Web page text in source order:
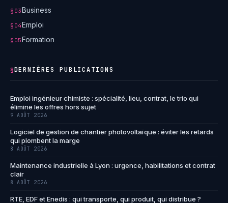
§03Business
§04Emploi
§05Formation
§DERNIÈRES PUBLICATIONS
Emploi ingénieur chimiste : spécialité, lieu, contrat, le trio qui
élimine les offres hors sujet
9 AOÛT 2026
Logiciel de gestion de chantier photovoltaïque : éviter les retards
qui plombent la marge
8 AOÛT 2026
Maintenance industrielle à Lyon : urgence, habilitations et contrat
clair
8 AOÛT 2026
RTE, EDF et Enedis : qui transporte, qui produit, qui distribue ?